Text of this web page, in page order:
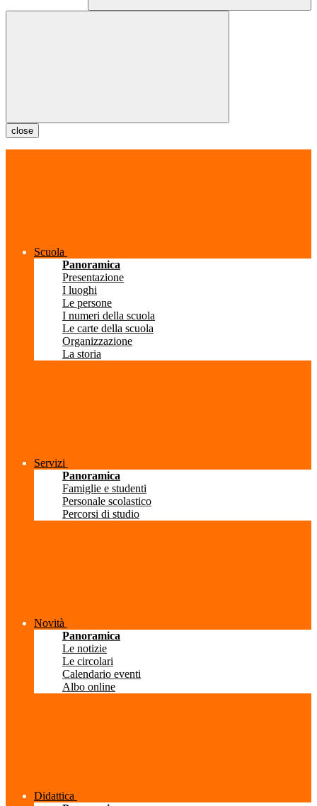
close
Scuola
Panoramica
Presentazione
I luoghi
Le persone
I numeri della scuola
Le carte della scuola
Organizzazione
La storia
Servizi
Panoramica
Famiglie e studenti
Personale scolastico
Percorsi di studio
Novità
Panoramica
Le notizie
Le circolari
Calendario eventi
Albo online
Didattica